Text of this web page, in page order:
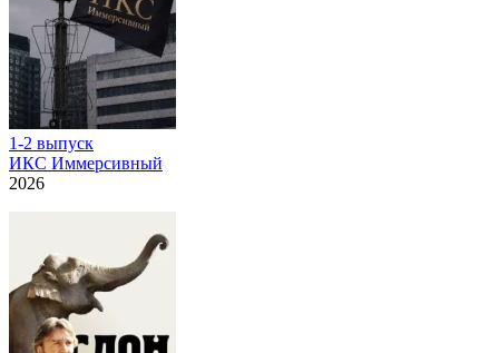
1-2 выпуск
ИКС Иммерсивный
2026